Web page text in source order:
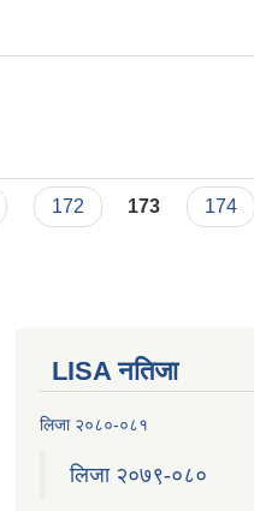
172 173 174
LISA नतिजा
लिजा २०८०-०८१
लिजा २०७९-०८०